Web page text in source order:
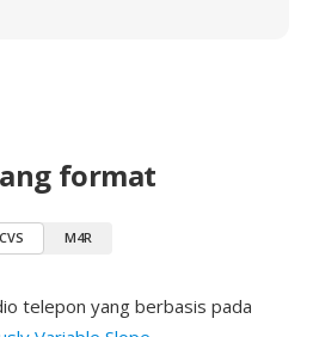
format
CVS M4R
telepon yang berbasis pada